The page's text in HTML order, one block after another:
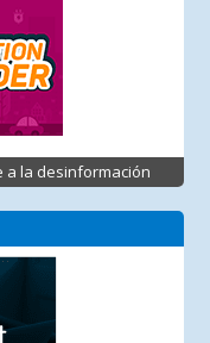
a la desinformación